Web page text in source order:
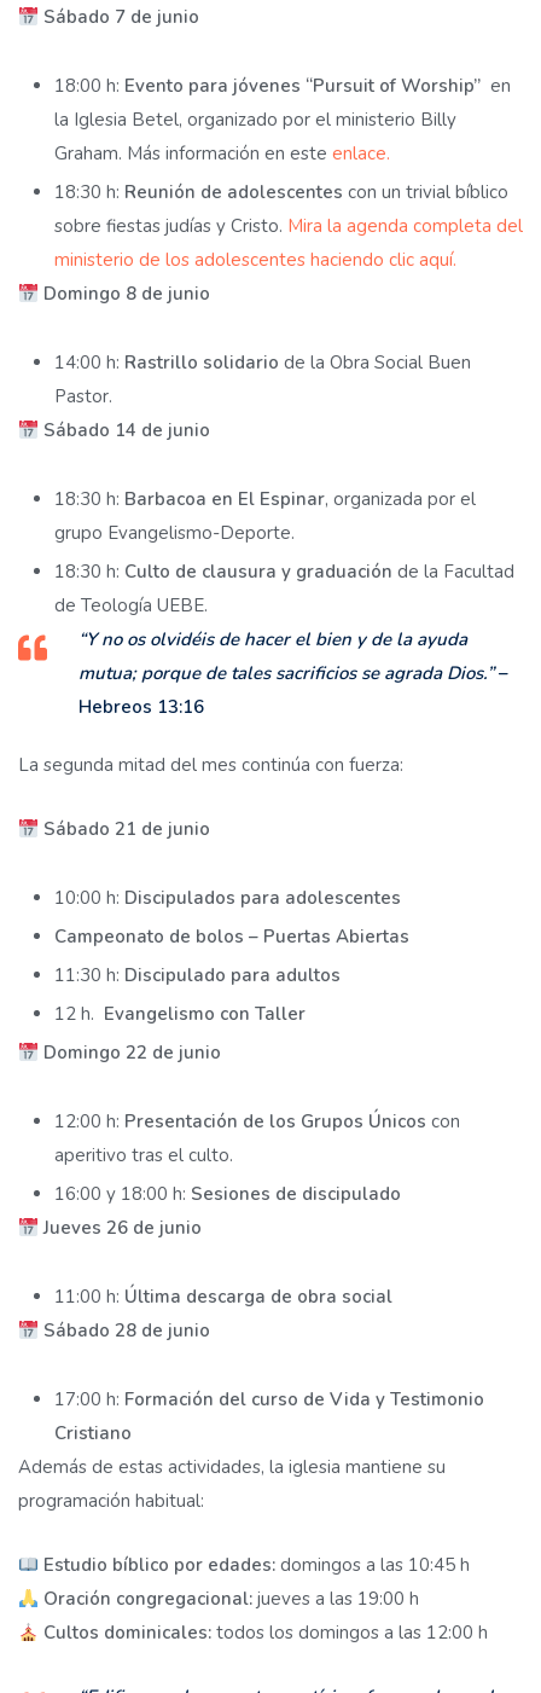
Sábado 7 de junio
18:00 h: Evento para jóvenes “Pursuit of Worship” en
la Iglesia Betel, organizado por el ministerio Billy
Graham. Más información en este enlace.
18:30 h: Reunión de adolescentes con un trivial bíblico
sobre fiestas judías y Cristo. Mira la agenda completa del
ministerio de los adolescentes haciendo clic aquí.
Domingo 8 de junio
14:00 h: Rastrillo solidario de la Obra Social Buen
Pastor.
Sábado 14 de junio
18:30 h: Barbacoa en El Espinar, organizada por el
grupo Evangelismo-Deporte.
18:30 h: Culto de clausura y graduación de la Facultad
de Teología UEBE.
“Y no os olvidéis de hacer el bien y de la ayuda
mutua; porque de tales sacrificios se agrada Dios.”–
Hebreos 13:16
La segunda mitad del mes continúa con fuerza:
Sábado 21 de junio
10:00 h: Discipulados para adolescentes
Campeonato de bolos – Puertas Abiertas
11:30 h: Discipulado para adultos
12 h. Evangelismo con Taller
Domingo 22 de junio
12:00 h: Presentación de los Grupos Únicos con
aperitivo tras el culto.
16:00 y 18:00 h: Sesiones de discipulado
Jueves 26 de junio
11:00 h: Última descarga de obra social
Sábado 28 de junio
17:00 h: Formación del curso de Vida y Testimonio
Cristiano
Además de estas actividades, la iglesia mantiene su
programación habitual:
Estudio bíblico por edades: domingos a las 10:45 h
Oración congregacional: jueves a las 19:00 h
Cultos dominicales: todos los domingos a las 12:00 h